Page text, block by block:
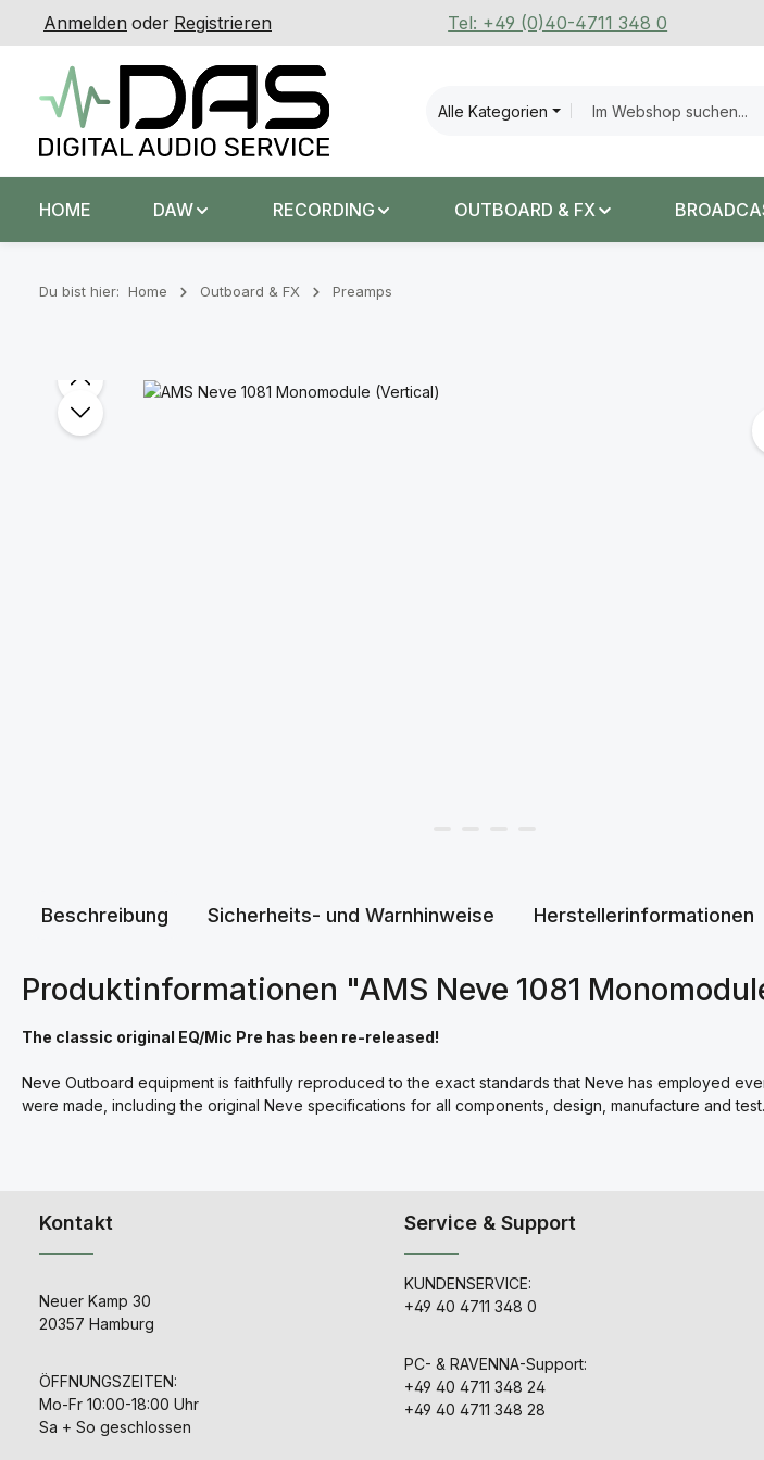
Hauptinhalt springen
Zur Suche springen
Zur Hauptnavigation springen
Anmelden oder Registrieren Tel: +49 (0)40-4711 348 0
Alle Kategorien
HOME DAW RECORDING OUTBOARD & FX
Du bist hier: Home Outboard & FX Preamps
Bildergalerie überspringen
Beschreibung Sicherheits- und Warnhinweise Herstellerinformationen
Produktinformationen "AMS Neve 1081
The classic original EQ/Mic Pre has been re-released!
Neve Outboard equipment is faithfully reproduced to the exact standards that Neve has employed
were made, including the original Neve specifications for all components, design, manufacture and test.
Kontakt
Neuer Kamp 30
20357 Hamburg
ÖFFNUNGSZEITEN:
Mo-Fr 10:00-18:00 Uhr
Sa + So geschlossen
Service & Support
KUNDENSERVICE:
+49 40 4711 348 0
PC- & RAVENNA-Support:
+49 40 4711 348 24
+49 40 4711 348 28